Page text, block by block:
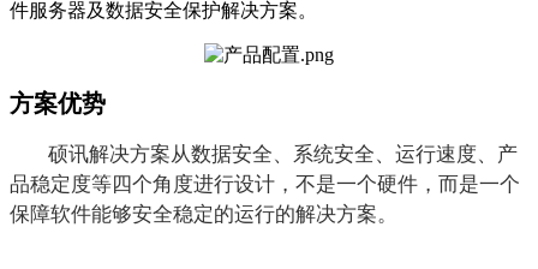
件服务器及数据安全保护解决方案。
方案优势
硕讯解决方案从数据安全、系统安全、运行速度、产
品稳定度等四个角度进行设计，不是一个硬件，而是一个
保障软件能够安全稳定的运行的解决方案。